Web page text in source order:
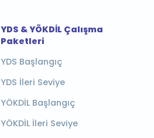
YDS & YÖKDİL Çalışma
Paketleri
YDS Başlangıç
YDS İleri Seviye
YÖKDİL Başlangıç
YÖKDİL İleri Seviye